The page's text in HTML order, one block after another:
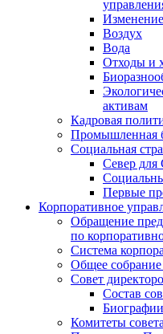
Воздух
Вода
Отходы и
активам
Кадровая
Промышленная
Социальная
Север для
Первые
Корпоративное
Обращение
по
Система
Общее
Совет
Состав
Комитеты